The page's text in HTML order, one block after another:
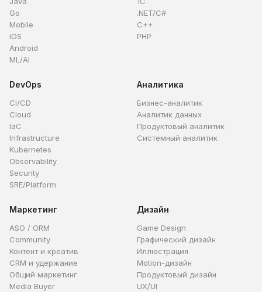
Go
Mobile
iOS
Android
ML/AI
.NET/C#
C++
PHP
DevOps
CI/CD
Cloud
IaC
Infrastructure
Kubernetes
Observability
Security
SRE/Platform
Аналитика
Бизнес-аналитик
Аналитик данных
Продуктовый аналитик
Системный аналитик
Маркетинг
ASO / ORM
Community
Контент и креатив
CRM и удержание
Общий маркетинг
Media Buyer
Дизайн
Game Design
Графический дизайн
Иллюстрация
Motion-дизайн
Продуктовый дизайн
UX/UI